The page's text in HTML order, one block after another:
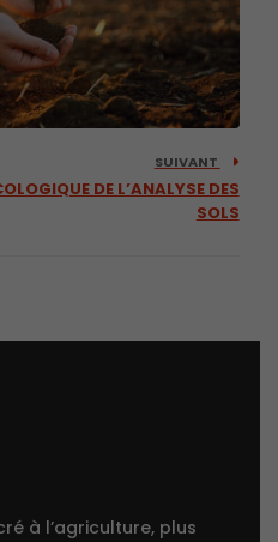
SUIVANT
DE L’ANALYSE DES
SOLS
à l’agriculture, plus